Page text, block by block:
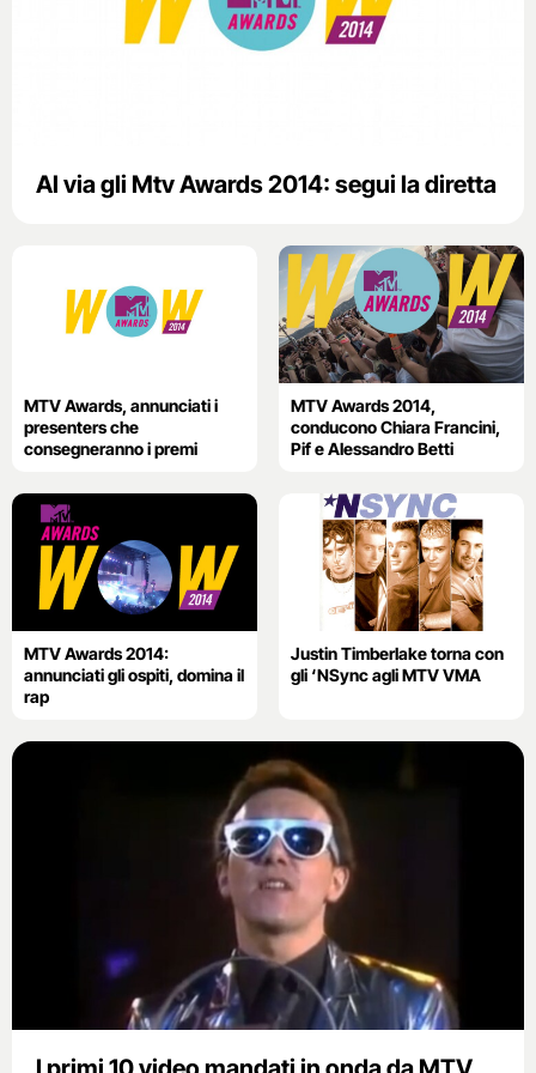
Al via gli Mtv Awards 2014: segui la diretta
MTV Awards, annunciati i
presenters che
consegneranno i premi
MTV Awards 2014,
conducono Chiara Francini,
Pif e Alessandro Betti
MTV Awards 2014:
annunciati gli ospiti, domina il
rap
Justin Timberlake torna con
gli ‘NSync agli MTV VMA